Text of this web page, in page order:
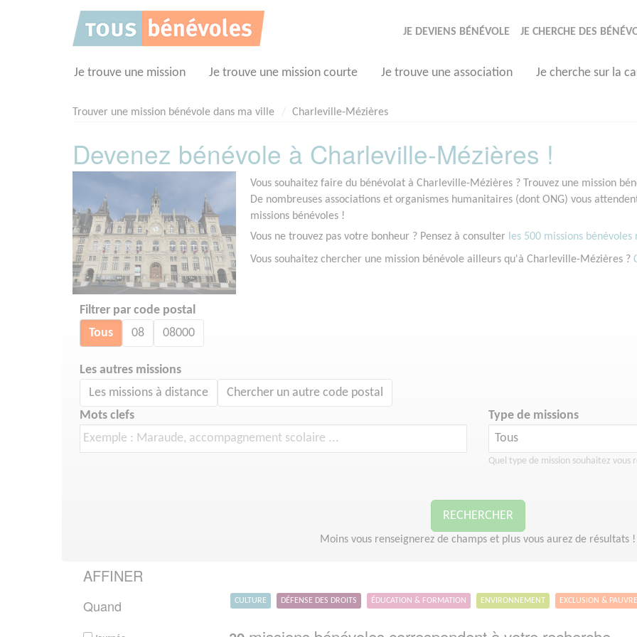
JE DEVIENS BÉNÉVOLE JE CHERCHE DES
Je trouve une mission Je trouve une mission courte Je trouve une association Je cherche sur la
Trouver une mission bénévole dans ma ville Charleville-Mézières
Devenez bénévole à Charleville-Mézières !
Vous souhaitez faire du bénévolat à Charleville-Mézières ? Trouvez une mission
De nombreuses associations et organismes humanitaires (dont ONG) vous
missions bénévoles !
Vous ne trouvez pas votre bonheur ? Pensez à consulter les 500 missions
Vous souhaitez chercher une mission bénévole ailleurs qu'à Charleville-Mézières ?
Filtrer par code postal
Tous 08 08000
Les autres missions
Les missions à distance Chercher un autre code postal
Mots clefs Type de missions
Quel type de mission souhaitez vous
RECHERCHER
Moins vous renseignerez de champs et plus vous aurez de résultats !
AFFINER
Quand CULTURE DÉFENSE DES DROITS ÉDUCATION & FORMATION ENVIRONNEMENT EXCLUSION &